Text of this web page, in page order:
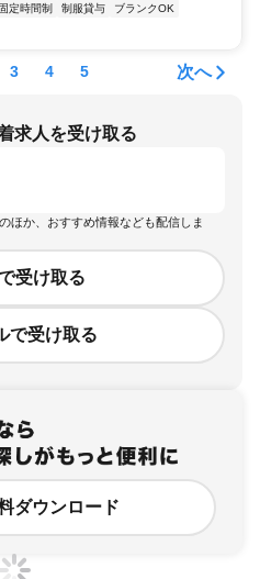
固定時間制 制服貸与
ブランクOK
3 4 5 次へ
求人を受け取る
ほか、おすすめ情報なども配信しま
受け取る
で受け取る
ダウンロード